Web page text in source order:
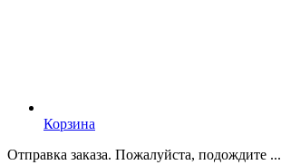
Корзина
Отправка заказа. Пожалуйста, подождите ...